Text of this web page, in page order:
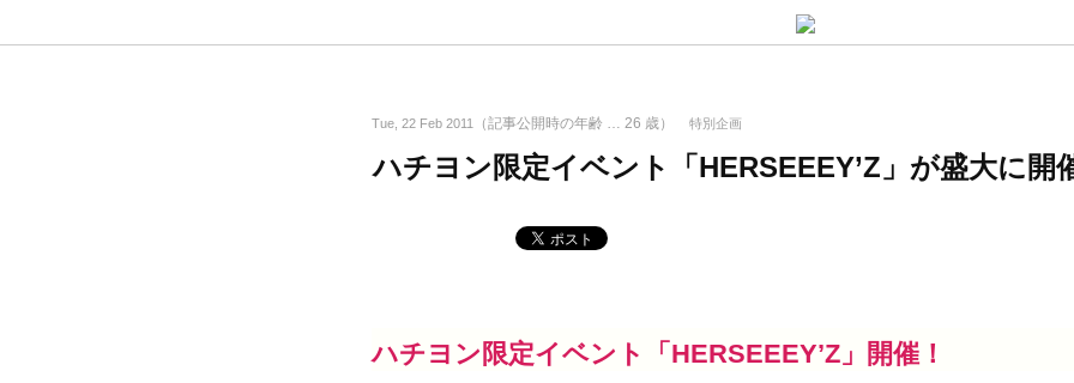
Tue, 22 Feb 2011 （記事公開時の年齢 … 26 歳） 特別企画
ハチヨン限定イベント「HERSEEEY’Z」が盛大に開
ハチヨン限定イベント「HERSEEEY’Z」開催！